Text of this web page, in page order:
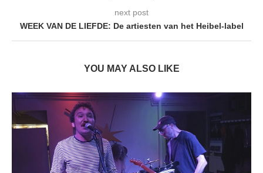
next post
WEEK VAN DE LIEFDE: De artiesten van het Heibel-label
YOU MAY ALSO LIKE